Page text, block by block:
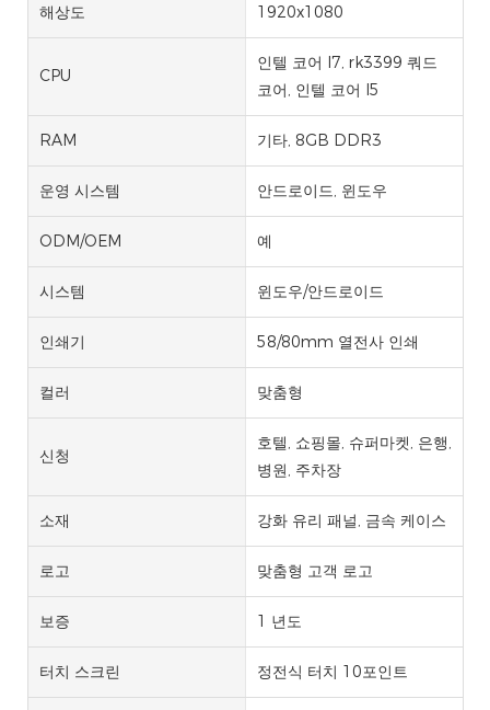
해상도 1920x1080
CPU
인텔 코어 I7, rk3399 쿼드
코어, 인텔 코어 I5
RAM 기타, 8GB DDR3
운영 시스템 안드로이드, 윈도우
ODM/OEM 예
시스템 윈도우/안드로이드
인쇄기 58/80mm 열전사 인쇄
컬러 맞춤형
신청
호텔, 쇼핑몰, 슈퍼마켓, 은행,
병원, 주차장
소재 강화 유리 패널, 금속 케이스
로고 맞춤형 고객 로고
보증 1 년도
터치 스크린 정전식 터치 10포인트